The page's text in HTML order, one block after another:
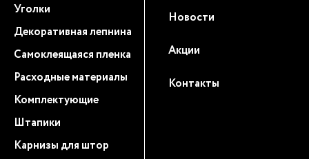
Уголки
Декоративная лепнина
Самоклеящаяся пленка
Расходные материалы
Комплектующие
Штапики
Карнизы для штор
Новости
Акции
Контакты